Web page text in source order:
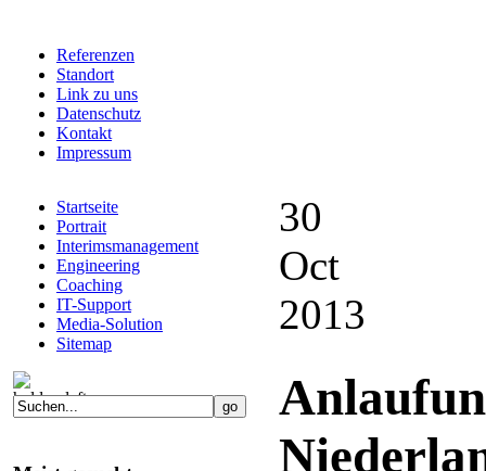
Referenzen
Standort
Link zu uns
Datenschutz
Kontakt
Impressum
Startseite
Portrait
Interimsmanagement
Engineering
Coaching
IT-Support
Media-Solution
Sitemap
30
Oct
2013